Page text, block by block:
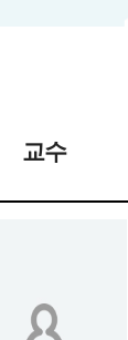
교수